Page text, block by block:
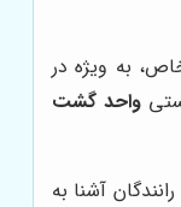
به ویژه در
واحد گشت
آشنا به